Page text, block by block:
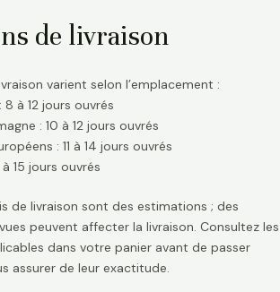
de livraison
varient selon l’emplacement :
à 12 jours ouvrés
: 10 à 12 jours ouvrés
: 11 à 14 jours ouvrés
15 jours ouvrés
de livraison sont des estimations ; des
peuvent affecter la livraison. Consultez les
dans votre panier avant de passer
assurer de leur exactitude.